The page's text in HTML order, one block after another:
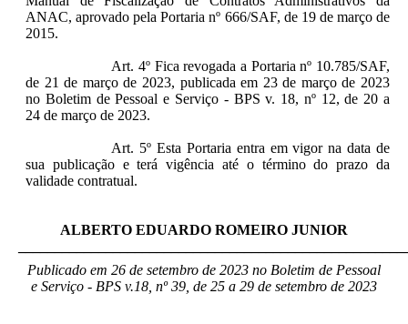
ANAC, aprovado pela Portaria nº 666/SAF, de 19 de março de
2015.
Art. 4º Fica revogada a Portaria nº 10.785/SAF,
de 21 de março de 2023, publicada em 23 de março de 2023
no Boletim de Pessoal e Serviço - BPS v. 18, nº 12, de 20 a
24 de março de 2023.
Art. 5º Esta Portaria entra em vigor na data de
sua publicação e terá vigência até o término do prazo da
validade contratual.
ALBERTO EDUARDO ROMEIRO JUNIOR
Publicado em 26 de setembro de 2023 no Boletim de Pessoal
e Serviço - BPS v.18, nº 39, de 25 a 29 de setembro de 2023